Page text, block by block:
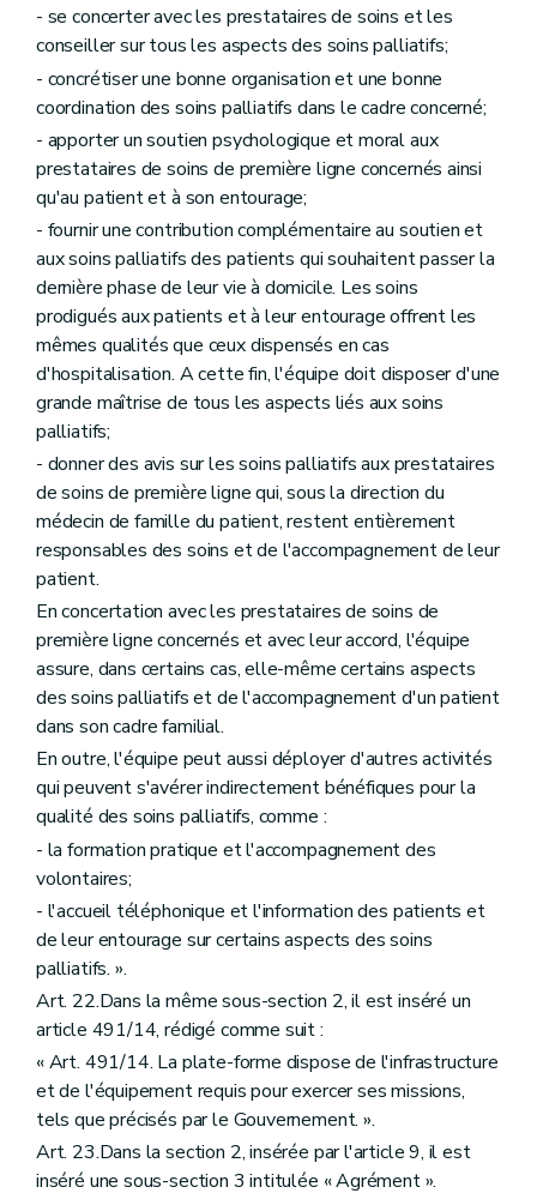
- se concerter avec les prestataires de soins et les
conseiller sur tous les aspects des soins palliatifs;
- concrétiser une bonne organisation et une bonne
coordination des soins palliatifs dans le cadre concerné;
- apporter un soutien psychologique et moral aux
prestataires de soins de première ligne concernés ainsi
qu'au patient et à son entourage;
- fournir une contribution complémentaire au soutien et
aux soins palliatifs des patients qui souhaitent passer la
dernière phase de leur vie à domicile. Les soins
prodigués aux patients et à leur entourage offrent les
mêmes qualités que ceux dispensés en cas
d'hospitalisation. A cette fin, l'équipe doit disposer d'une
grande maîtrise de tous les aspects liés aux soins
palliatifs;
- donner des avis sur les soins palliatifs aux prestataires
de soins de première ligne qui, sous la direction du
médecin de famille du patient, restent entièrement
responsables des soins et de l'accompagnement de leur
patient.
En concertation avec les prestataires de soins de
première ligne concernés et avec leur accord, l'équipe
assure, dans certains cas, elle-même certains aspects
des soins palliatifs et de l'accompagnement d'un patient
dans son cadre familial.
En outre, l'équipe peut aussi déployer d'autres activités
qui peuvent s'avérer indirectement bénéfiques pour la
qualité des soins palliatifs, comme :
- la formation pratique et l'accompagnement des
volontaires;
- l'accueil téléphonique et l'information des patients et
de leur entourage sur certains aspects des soins
palliatifs. ».
Art. 22.Dans la même sous-section 2, il est inséré un
article 491/14, rédigé comme suit :
« Art. 491/14. La plate-forme dispose de l'infrastructure
et de l'équipement requis pour exercer ses missions,
tels que précisés par le Gouvernement. ».
Art. 23.Dans la section 2, insérée par l'article 9, il est
inséré une sous-section 3 intitulée « Agrément ».